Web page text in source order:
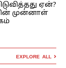
ஏன்?
முன்னாள்
EXPLORE ALL